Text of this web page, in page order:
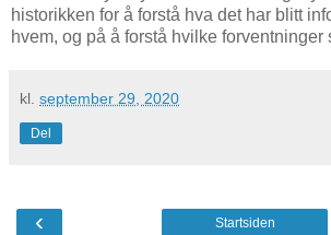
historikken for å forstå hva det har blitt
hvem, og på å forstå hvilke forventninger
kl. september 29, 2020
Del
‹ Startsiden